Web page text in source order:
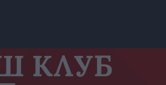
КЛУБ